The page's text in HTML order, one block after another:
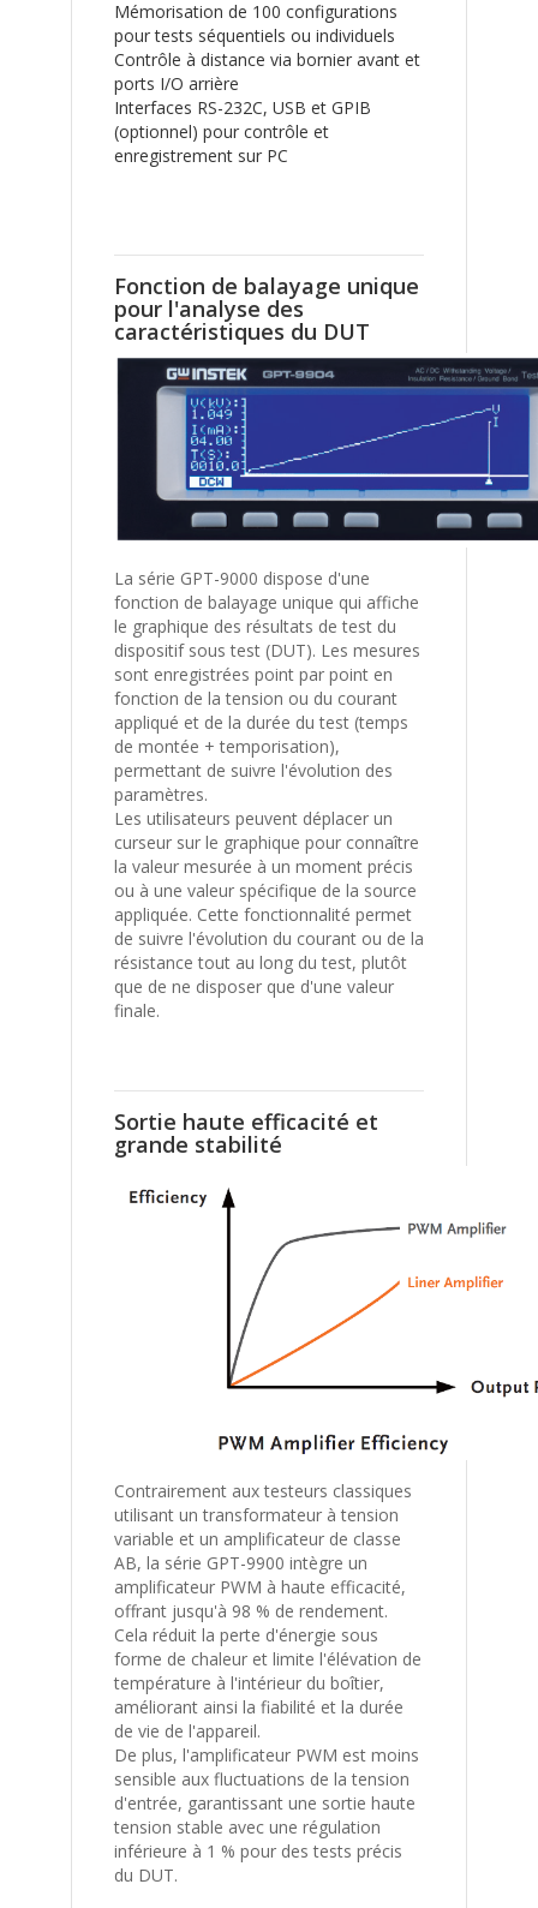
Mémorisation de 100 configurations
pour tests séquentiels ou individuels
Contrôle à distance via bornier avant et
ports I/O arrière
Interfaces RS-232C, USB et GPIB
(optionnel) pour contrôle et
enregistrement sur PC
Fonction de balayage unique
pour l'analyse des
caractéristiques du DUT
La série GPT-9000 dispose d'une
fonction de balayage unique qui affiche
le graphique des résultats de test du
dispositif sous test (DUT). Les mesures
sont enregistrées point par point en
fonction de la tension ou du courant
appliqué et de la durée du test (temps
de montée + temporisation),
permettant de suivre l'évolution des
paramètres.
Les utilisateurs peuvent déplacer un
curseur sur le graphique pour connaître
la valeur mesurée à un moment précis
ou à une valeur spécifique de la source
appliquée. Cette fonctionnalité permet
de suivre l'évolution du courant ou de la
résistance tout au long du test, plutôt
que de ne disposer que d'une valeur
finale.
Sortie haute efficacité et
grande stabilité
Contrairement aux testeurs classiques
utilisant un transformateur à tension
variable et un amplificateur de classe
AB, la série GPT-9900 intègre un
amplificateur PWM à haute efficacité,
offrant jusqu'à 98 % de rendement.
Cela réduit la perte d'énergie sous
forme de chaleur et limite l'élévation de
température à l'intérieur du boîtier,
améliorant ainsi la fiabilité et la durée
de vie de l'appareil.
De plus, l'amplificateur PWM est moins
sensible aux fluctuations de la tension
d'entrée, garantissant une sortie haute
tension stable avec une régulation
inférieure à 1 % pour des tests précis
du DUT.